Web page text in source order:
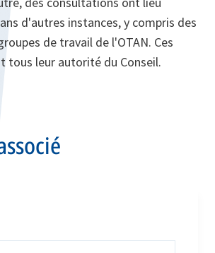
d'autres instances, y compris des
de travail de l'OTAN. Ces
tous leur autorité du Conseil.